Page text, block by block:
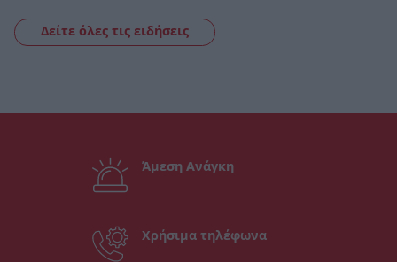
Δείτε όλες τις ειδήσεις
Άμεση Ανάγκη
Χρήσιμα τηλέφωνα